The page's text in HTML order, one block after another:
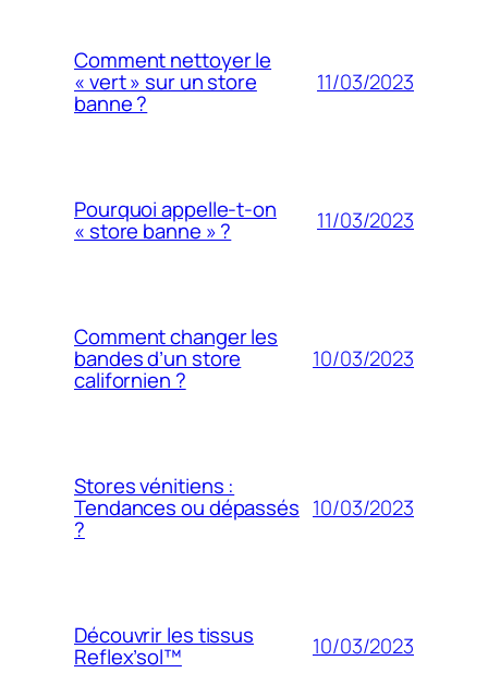
Comment nettoyer le
« vert » sur un store
banne ?
11/03/2023
Pourquoi appelle-t-on
« store banne » ? 11/03/2023
Comment changer les
bandes d’un store
californien ?
10/03/2023
Stores vénitiens :
Tendances ou dépassés
?
10/03/2023
Découvrir les tissus
Reflex’sol™ 10/03/2023